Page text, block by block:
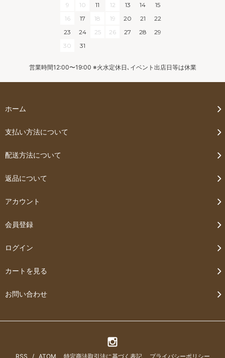
9
10 11 12 13 14
15
16
17 18 19 20 21
22
23
24 25 26 27 28
29
30
31
営業時間12:00〜19:00 ※火水定休日､イベント出店日等は休業
ホーム
支払い方法について
配送方法について
返品について
アカウント
会員登録
ログイン
カートを見る
お問い合わせ
RSS / ATOM 特定商法取引法に基づく表記 プライバシーポリシー